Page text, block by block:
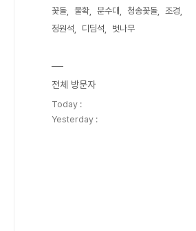
꽃돌
물확 분수대 청송꽃돌
조경
정원석
디딤석 벗나무
전체 방문자
Today :
Yesterday :